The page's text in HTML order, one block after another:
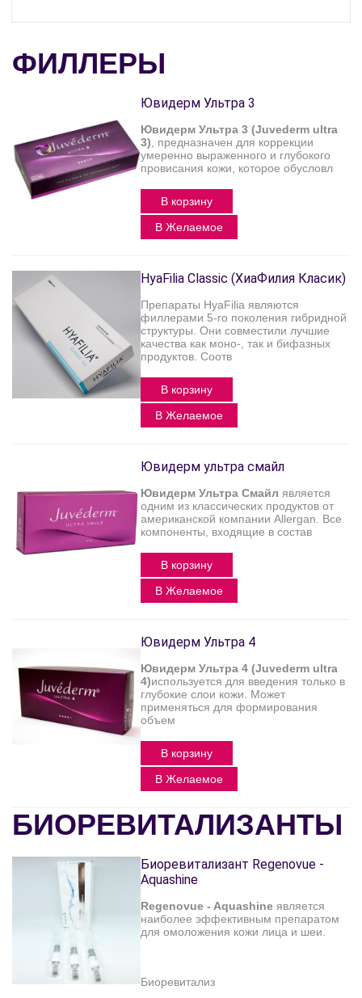
образом и призваны
длительный
которого вам не
потребуе...
ФИЛЛЕРЫ
Ювидерм Ультра 3
Ювидерм Ультра 3 (Juvederm ultra
3) , предназначен для коррекции
умеренно выраженного и глубокого
провисания кожи, которое обусловл
В корзину
В Желаемое
HyaFilia Classic (ХиаФилия Класик)
Препараты HyaFilia являются
филлерами 5-го поколения гибридной
структуры. Они совместили лучшие
качества как моно-, так и бифазных
продуктов. Соотв
В корзину
В Желаемое
Ювидерм ультра смайл
Ювидерм Ультра Смайл является
одним из классических продуктов от
американской компании Allergan. Все
компоненты, входящие в состав
В корзину
В Желаемое
Ювидерм Ультра 4
Ювидерм Ультра 4 (Juvederm ultra
4)используется для введения только в
глубокие слои кожи. Может
применяться для формирования
объем
В корзину
В Желаемое
БИОРЕВИТАЛИЗАНТЫ
Биоревитализант Regenovue -
Aquashine
Regenovue - Aquashineявляется
наиболее эффективным препаратом
для омоложения кожи лица и шеи.
Биоревитализ